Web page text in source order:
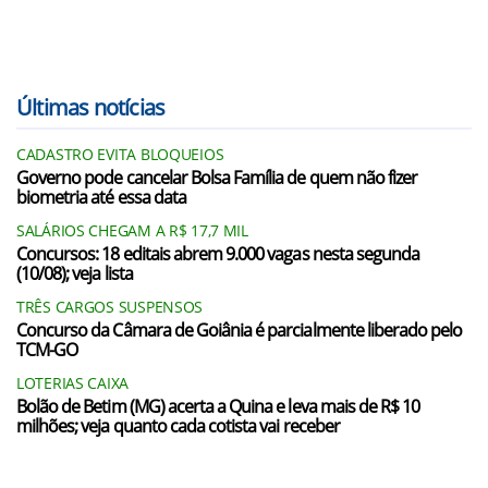
Últimas notícias
CADASTRO EVITA BLOQUEIOS
Governo pode cancelar Bolsa Família de quem não fizer
biometria até essa data
SALÁRIOS CHEGAM A R$ 17,7 MIL
Concursos: 18 editais abrem 9.000 vagas nesta segunda
(10/08); veja lista
TRÊS CARGOS SUSPENSOS
Concurso da Câmara de Goiânia é parcialmente liberado pelo
TCM-GO
LOTERIAS CAIXA
Bolão de Betim (MG) acerta a Quina e leva mais de R$ 10
milhões; veja quanto cada cotista vai receber